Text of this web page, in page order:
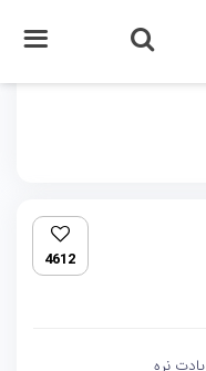
4612
یادت نره